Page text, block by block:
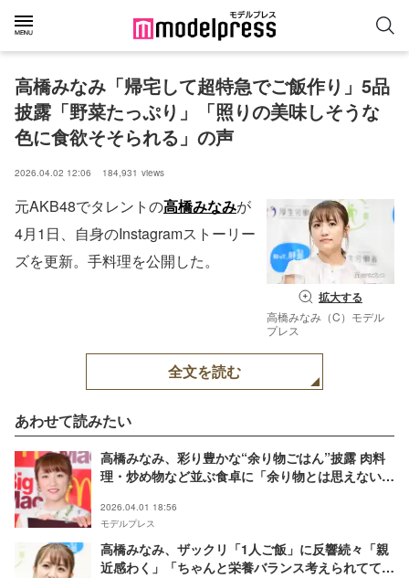
高橋みなみ「帰宅して超特急でご飯作り」5品
披露「野菜たっぷり」「照りの美味しそうな
色に食欲そそられる」の声
2026.04.02 12:06 184,931 views
拡大する
高橋みなみ（C）モデル
プレス
元AKB48でタレントの高橋みなみが
4月1日、自身のInstagramストーリー
ズを更新。手料理を公開した。
全文を読む
あわせて読みたい
高橋みなみ、彩り豊かな“余り物ごはん”披露 肉料
理・炒め物など並ぶ食卓に「余り物とは思えない豪
2026.04.01 18:56
モデルプレス
高橋みなみ、ザックリ「1人ご飯」に反響続々「親
近感わく」「ちゃんと栄養バランス考えられててす